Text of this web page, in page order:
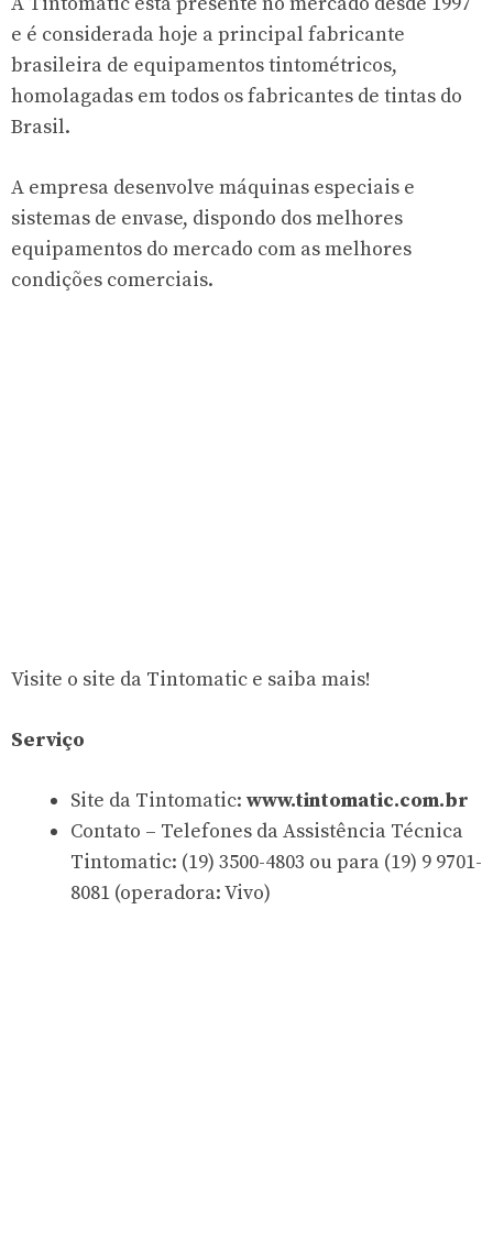
e é considerada hoje a principal fabricante
brasileira de equipamentos tintométricos,
homolagadas em todos os fabricantes de tintas do
Brasil.
A empresa desenvolve máquinas especiais e
sistemas de envase, dispondo dos melhores
equipamentos do mercado com as melhores
condições comerciais.
Visite o site da Tintomatic e saiba mais!
Serviço
Site da Tintomatic: www.tintomatic.com.br
Contato – Telefones da Assistência Técnica
Tintomatic: (19) 3500-4803 ou para (19) 9 9701-
8081 (operadora: Vivo)